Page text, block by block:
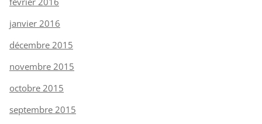
janvier 2016
décembre 2015
novembre 2015
octobre 2015
septembre 2015